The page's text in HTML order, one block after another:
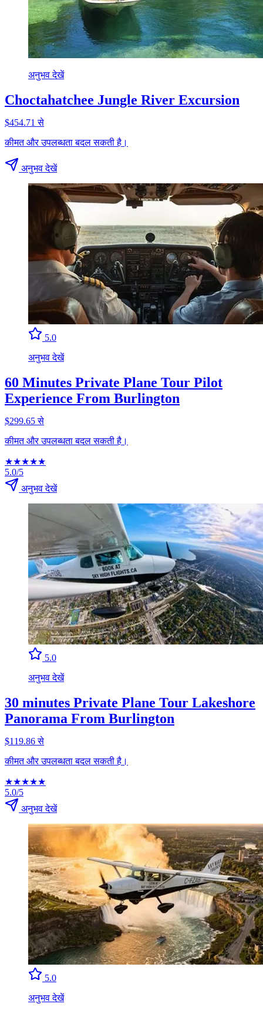
अनुभव देखें
Choctahatchee Jungle River Excursion
$454.71 से
कीमत और उपलब्धता बदल सकती है।
अनुभव देखें
5.0
अनुभव देखें
60 Minutes Private Plane Tour Pilot
Experience From Burlington
$299.65 से
कीमत और उपलब्धता बदल सकती है।
★★★★★
5.0/5
अनुभव देखें
5.0
अनुभव देखें
30 minutes Private Plane Tour Lakeshore
Panorama From Burlington
$119.86 से
कीमत और उपलब्धता बदल सकती है।
★★★★★
5.0/5
अनुभव देखें
5.0
अनुभव देखें